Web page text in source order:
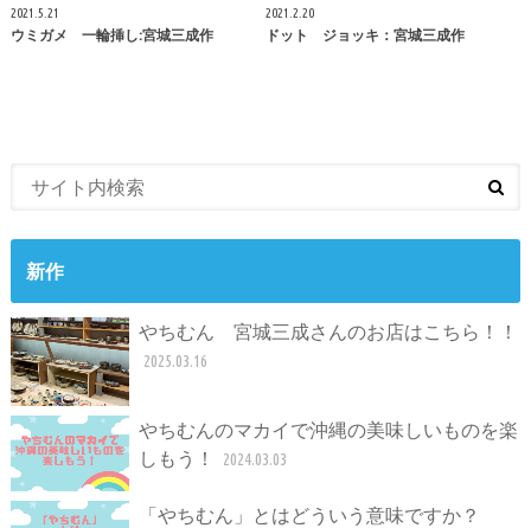
2021.5.21
ウミガメ 一輪挿し:宮城三成作
2021.2.20
ドット ジョッキ：宮城三成作
新作
やちむん 宮城三成さんのお店はこちら！！
2025.03.16
やちむんのマカイで沖縄の美味しいものを楽
しもう！
2024.03.03
「やちむん」とはどういう意味ですか？